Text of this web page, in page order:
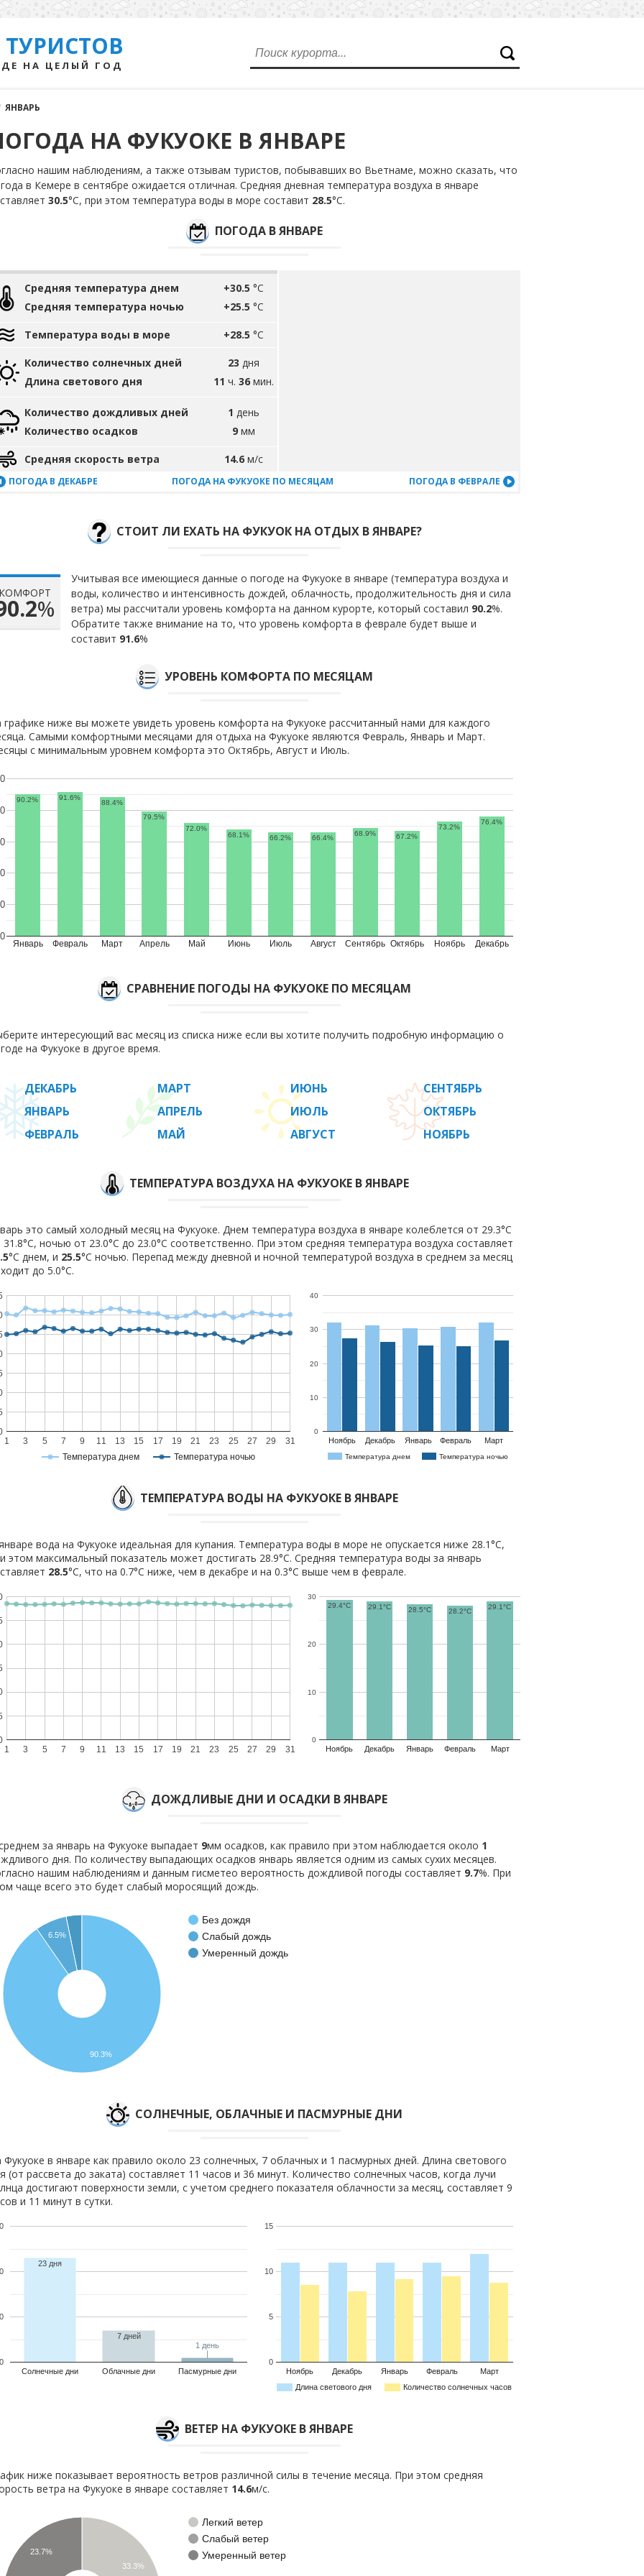
НА ЦЕЛЫЙ ГОД
ЯНВАРЬ
НА ФУКУОКЕ В ЯНВАРЕ
нашим наблюдениям, а также отзывам туристов, побывавших во Вьетнаме, можно сказать, что
в Кемере в сентябре ожидается отличная. Средняя дневная температура воздуха в январе
30.5°С, при этом температура воды в море составит 28.5°С.
ПОГОДА В ЯНВАРЕ
Средняя температура днем
Средняя температура ночью
+30.5 °C
+25.5 °C
Температура воды в море +28.5 °C
Количество солнечных дней
Длина светового дня
23 дня
11 ч. 36 мин.
Количество дождливых дней
Количество осадков
1 день
9 мм
Средняя скорость ветра 14.6 м/с
ПОГОДА В ДЕКАБРЕ ПОГОДА НА ФУКУОКЕ ПО МЕСЯЦАМ ПОГОДА В ФЕВРАЛЕ
СТОИТ ЛИ ЕХАТЬ НА ФУКУОК НА ОТДЫХ В ЯНВАРЕ?
КОМФОРТ
%
Учитывая все имеющиеся данные о погоде на Фукуоке в январе (температура воздуха и
воды, количество и интенсивность дождей, облачность, продолжительность дня и сила
ветра) мы рассчитали уровень комфорта на данном курорте, который составил 90.2%.
Обратите также внимание на то, что уровень комфорта в феврале будет выше и
составит 91.6%
УРОВЕНЬ КОМФОРТА ПО МЕСЯЦАМ
графике ниже вы можете увидеть уровень комфорта на Фукуоке рассчитанный нами для каждого
Самыми комфортными месяцами для отдыха на Фукуоке являются Февраль, Январь и Март.
с минимальным уровнем комфорта это Октябрь, Август и Июль.
Январь Февраль Март Апрель Май Июнь Июль Август Сентябрь Октябрь Ноябрь Декабрь
0
90.2% 91.6%
88.4%
79.5%
72.0%
68.1%
66.2% 66.4%
68.9% 67.2%
73.2%
76.4%
СРАВНЕНИЕ ПОГОДЫ НА ФУКУОКЕ ПО МЕСЯЦАМ
интересующий вас месяц из списка ниже если вы хотите получить подробную информацию о
на Фукуоке в другое время.
ДЕКАБРЬ
ЯНВАРЬ
ФЕВРАЛЬ
МАРТ
АПРЕЛЬ
МАЙ
ИЮНЬ
ИЮЛЬ
АВГУСТ
СЕНТЯБРЬ
ОКТЯБРЬ
НОЯБРЬ
ТЕМПЕРАТУРА ВОЗДУХА НА ФУКУОКЕ В ЯНВАРЕ
это самый холодный месяц на Фукуоке. Днем температура воздуха в январе колеблется от 29.3°C
31.8°C, ночью от 23.0°C до 23.0°C соответственно. При этом средняя температура воздуха составляет
°C днем, и 25.5°C ночью. Перепад между дневной и ночной температурой воздуха в среднем за месяц
до 5.0°С.
Температура днем Температура ночью
1 3 5 7 9 11 13 15 17 19 21 23 25 27 29 31
Температура днем Температура ночью
Ноябрь Декабрь Январь Февраль Март
0
10
20
30
40
ТЕМПЕРАТУРА ВОДЫ НА ФУКУОКЕ В ЯНВАРЕ
вода на Фукуоке идеальная для купания. Температура воды в море не опускается ниже 28.1°C,
этом максимальный показатель может достигать 28.9°C. Средняя температура воды за январь
28.5°C, что на 0.7°C ниже, чем в декабре и на 0.3°C выше чем в феврале.
1 3 5 7 9 11 13 15 17 19 21 23 25 27 29 31 Ноябрь Декабрь Январь Февраль Март
0
10
20
30
29.4°C
29.1°C 28.5°C 28.2°C
29.1°C
ДОЖДЛИВЫЕ ДНИ И ОСАДКИ В ЯНВАРЕ
за январь на Фукуоке выпадает 9мм осадков, как правило при этом наблюдается около 1
дня. По количеству выпадающих осадков январь является одним из самых сухих месяцев.
нашим наблюдениям и данным гисметео вероятность дождливой погоды составляет 9.7%. При
чаще всего это будет слабый моросящий дождь.
Без дождя
Слабый дождь
Умеренный дождь
6.5%
90.3%
CОЛНЕЧНЫЕ, ОБЛАЧНЫЕ И ПАСМУРНЫЕ ДНИ
Фукуоке в январе как правило около 23 солнечных, 7 облачных и 1 пасмурных дней. Длина светового
(от рассвета до заката) составляет 11 часов и 36 минут. Количество солнечных часов, когда лучи
достигают поверхности земли, с учетом среднего показателя облачности за месяц, составляет 9
и 11 минут в сутки.
Солнечные дни Облачные дни Пасмурные дни
0
23 дня
7 дней
1 день
1 день
Длина светового дня Количество солнечных часов
Ноябрь Декабрь Январь Февраль Март
0
5
10
15
ВЕТЕР НА ФУКУОКЕ В ЯНВАРЕ
ниже показывает вероятность ветров различной силы в течение месяца. При этом средняя
ветра на Фукуоке в январе составляет 14.6м/с.
Легкий ветер
Слабый ветер
Умеренный ветер
33.3%
23.7%